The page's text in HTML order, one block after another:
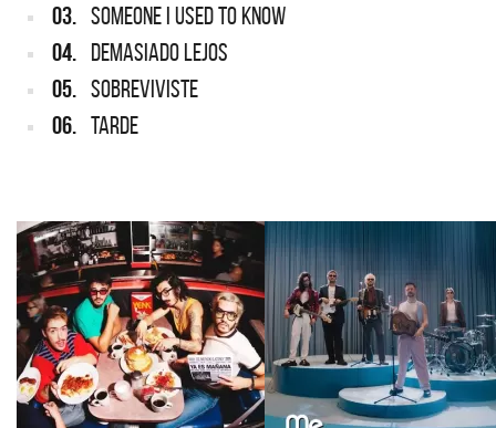
03. SOMEONE I USED TO KNOW
04. DEMASIADO LEJOS
05. SOBREVIVISTE
06. TARDE